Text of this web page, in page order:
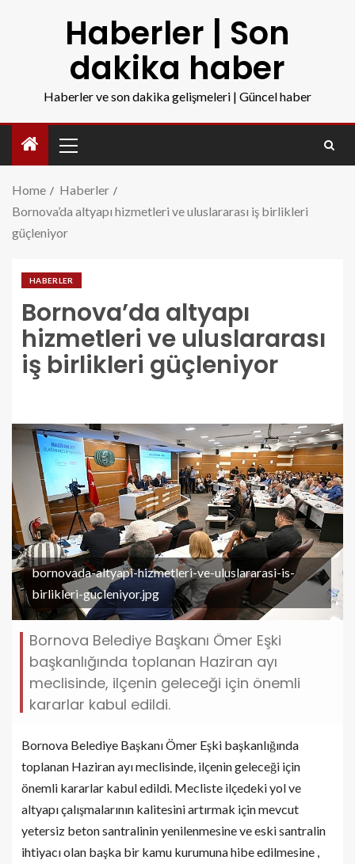
Haberler | Son
dakika haber
Haberler ve son dakika gelişmeleri | Güncel haber
Home
Haberler
Bornova’da altyapı hizmetleri ve uluslararası iş birlikleri
güçleniyor
HABERLER
Bornova’da altyapı
hizmetleri ve uluslararası
iş birlikleri güçleniyor
bornovada-altyapi-hizmetleri-ve-uluslararasi-is-
birlikleri-gucleniyor.jpg
Bornova Belediye Başkanı Ömer Eşki
başkanlığında toplanan Haziran ayı
meclisinde, ilçenin geleceği için önemli
kararlar kabul edildi.
Bornova Belediye Başkanı Ömer Eşki başkanlığında
toplanan Haziran ayı meclisinde, ilçenin geleceği için
önemli kararlar kabul edildi. Mecliste ilçedeki yol ve
altyapı çalışmalarının kalitesini artırmak için mevcut
yetersiz beton santralinin yenilenmesine ve eski santralin
ihtiyacı olan başka bir kamu kurumuna hibe edilmesine ,